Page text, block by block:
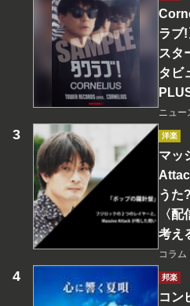
ラブ
スタ
タビ
ニュー
洋楽
マッ
うた
〈
考え
コラム
邦楽
コン